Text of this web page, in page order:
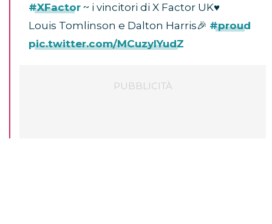
#XFactor ~ i vincitori di X Factor UK♥️
Louis Tomlinson e Dalton Harris🎉 #proud
pic.twitter.com/MCuzylYudZ